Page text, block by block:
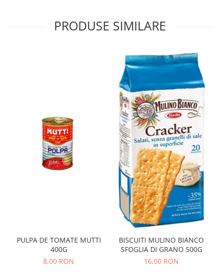
PRODUSE SIMILARE
PULPA DE TOMATE MUTTI
400G
8,00 RON
BISCUITI MULINO BIANCO
SFOGLIA DI GRANO 500G
16,00 RON